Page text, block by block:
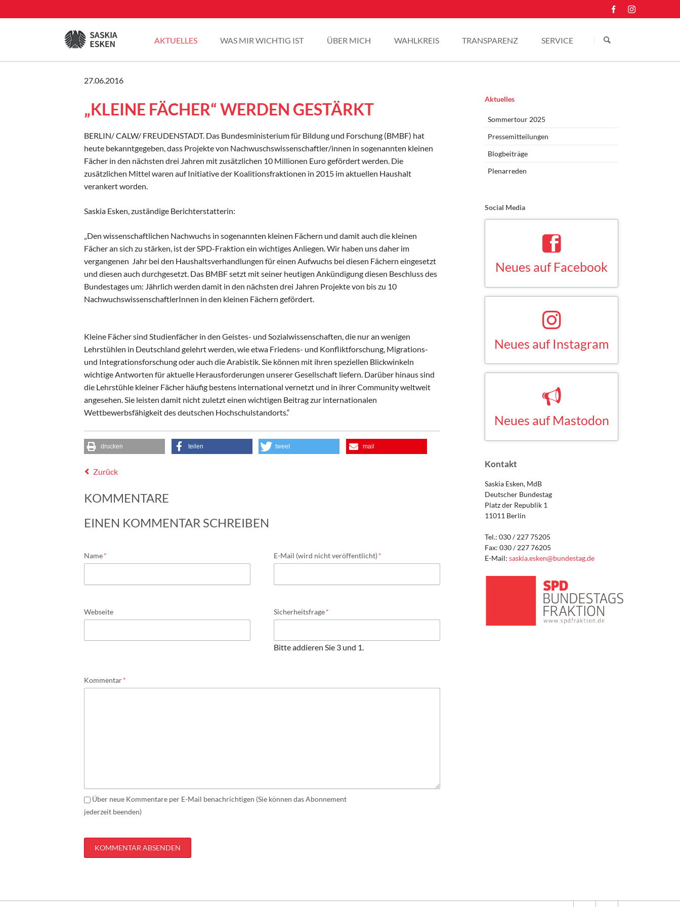
überspringen
AKTUELLES
Blogbeiträge
WAS MIR WICHTIG IST ÜBER MICH WAHLKREIS TRANSPARENZ SERVICE
27.06.2016
„KLEINE FÄCHER“ WERDEN GESTÄRKT
BERLIN/ CALW/ FREUDENSTADT. Das Bundesministerium für Bildung und Forschung (BMBF) hat
heute bekanntgegeben, dass Projekte von Nachwuschswissenschaftler/innen in sogenannten kleinen
Fächer in den nächsten drei Jahren mit zusätzlichen 10 Millionen Euro gefördert werden. Die
zusätzlichen Mittel waren auf Initiative der Koalitionsfraktionen in 2015 im aktuellen Haushalt
verankert worden.
Saskia Esken, zuständige Berichterstatterin:
„Den wissenschaftlichen Nachwuchs in sogenannten kleinen Fächern und damit auch die kleinen
Fächer an sich zu stärken, ist der SPD-Fraktion ein wichtiges Anliegen. Wir haben uns daher im
vergangenen Jahr bei den Haushaltsverhandlungen für einen Aufwuchs bei diesen Fächern eingesetzt
und diesen auch durchgesetzt. Das BMBF setzt mit seiner heutigen Ankündigung diesen Beschluss des
Bundestages um: Jährlich werden damit in den nächsten drei Jahren Projekte von bis zu 10
NachwuchswissenschaftlerInnen in den kleinen Fächern gefördert.
Kleine Fächer sind Studienfächer in den Geistes- und Sozialwissenschaften, die nur an wenigen
Lehrstühlen in Deutschland gelehrt werden, wie etwa Friedens- und Konfliktforschung, Migrations-
und Integrationsforschung oder auch die Arabistik. Sie können mit ihren speziellen Blickwinkeln
wichtige Antworten für aktuelle Herausforderungen unserer Gesellschaft liefern. Darüber hinaus sind
die Lehrstühle kleiner Fächer häufig bestens international vernetzt und in ihrer Community weltweit
angesehen. Sie leisten damit nicht zuletzt einen wichtigen Beitrag zur internationalen
Wettbewerbsfähigkeit des deutschen Hochschulstandorts.“
drucken teilen tweet mail
Zurück
KOMMENTARE
EINEN KOMMENTAR SCHREIBEN
Pflichtfeld
Name* Pflichtfeld
E-Mail (wird nicht veröffentlicht)*
Webseite Pflichtfeld
Sicherheitsfrage*
Bitte addieren Sie 3 und 1.
Pflichtfeld
Kommentar*
Über neue Kommentare per E-Mail benachrichtigen (Sie können das Abonnement
jederzeit beenden)
KOMMENTAR ABSENDEN
Navigation
Aktuelles
Sommertour 2025
Pressemitteilungen
Blogbeiträge
Plenarreden
Social Media
Neues auf Facebook
Saskia Esken bei Facebook
FACEBOOK
Neues auf Instagram
Saskia Esken bei Instagram
INSTAGRAM
Neues auf Mastodon
Saskia Esken bei Mastodon
MASTODON
Kontakt
Saskia Esken, MdB
Deutscher Bundestag
Platz der Republik 1
11011 Berlin
Tel.: 030 / 227 75205
Fax: 030 / 227 76205
E-Mail:saskia.esken@bundestag.de